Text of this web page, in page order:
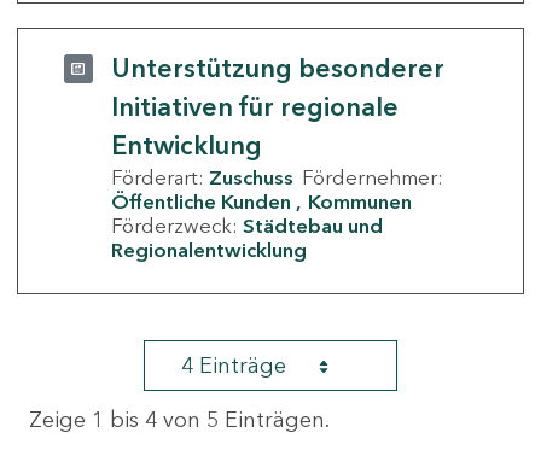
Unterstützung besonderer
Initiativen für regionale
Entwicklung
Förderart: Zuschuss Fördernehmer:
Öffentliche Kunden
Kommunen
Förderzweck: Städtebau und
Regionalentwicklung
4 Einträge
Zeige 1 bis 4 von 5 Einträgen.